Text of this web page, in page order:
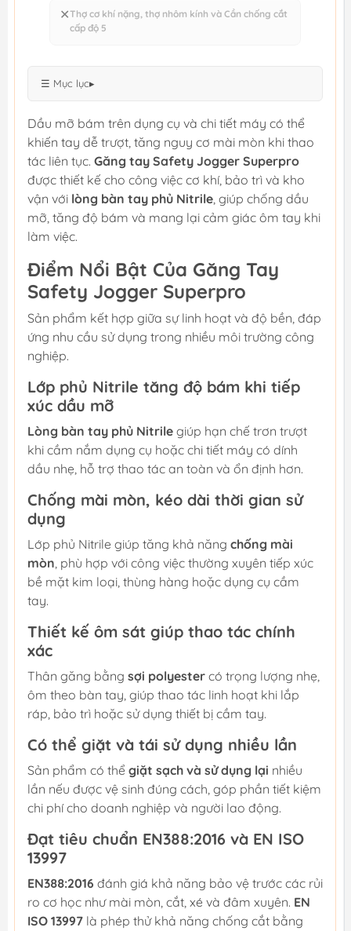
✕Thợ cơ khí nặng, thợ nhôm kính và Cần chống cắt
cấp độ 5
☰ Mục lục▸
Dầu mỡ bám trên dụng cụ và chi tiết máy có thể
khiến tay dễ trượt, tăng nguy cơ mài mòn khi thao
tác liên tục. Găng tay Safety Jogger Superpro
được thiết kế cho công việc cơ khí, bảo trì và kho
vận với lòng bàn tay phủ Nitrile, giúp chống dầu
mỡ, tăng độ bám và mang lại cảm giác ôm tay khi
làm việc.
Điểm Nổi Bật Của Găng Tay
Safety Jogger Superpro
Sản phẩm kết hợp giữa sự linh hoạt và độ bền, đáp
ứng nhu cầu sử dụng trong nhiều môi trường công
nghiệp.
Lớp phủ Nitrile tăng độ bám khi tiếp
xúc dầu mỡ
Lòng bàn tay phủ Nitrile giúp hạn chế trơn trượt
khi cầm nắm dụng cụ hoặc chi tiết máy có dính
dầu nhẹ, hỗ trợ thao tác an toàn và ổn định hơn.
Chống mài mòn, kéo dài thời gian sử
dụng
Lớp phủ Nitrile giúp tăng khả năng chống mài
mòn, phù hợp với công việc thường xuyên tiếp xúc
bề mặt kim loại, thùng hàng hoặc dụng cụ cầm
tay.
Thiết kế ôm sát giúp thao tác chính
xác
Thân găng bằng sợi polyester có trọng lượng nhẹ,
ôm theo bàn tay, giúp thao tác linh hoạt khi lắp
ráp, bảo trì hoặc sử dụng thiết bị cầm tay.
Có thể giặt và tái sử dụng nhiều lần
Sản phẩm có thể giặt sạch và sử dụng lại nhiều
lần nếu được vệ sinh đúng cách, góp phần tiết kiệm
chi phí cho doanh nghiệp và người lao động.
Đạt tiêu chuẩn EN388:2016 và EN ISO
13997
EN388:2016 đánh giá khả năng bảo vệ trước các rủi
ro cơ học như mài mòn, cắt, xé và đâm xuyên. EN
ISO 13997 là phép thử khả năng chống cắt bằng